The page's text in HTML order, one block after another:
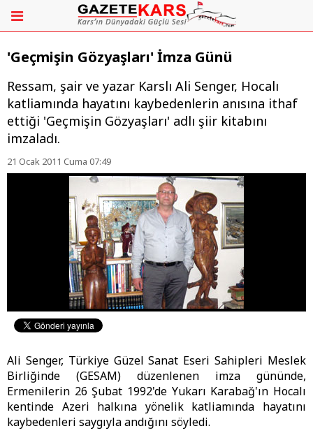
'Geçmişin Gözyaşları' İmza Günü
Ressam, şair ve yazar Karslı Ali Senger, Hocalı
katliamında hayatını kaybedenlerin anısına ithaf
ettiği 'Geçmişin Gözyaşları' adlı şiir kitabını
imzaladı.
21 Ocak 2011 Cuma 07:49
Ali Senger, Türkiye Güzel Sanat Eseri Sahipleri Meslek
Birliğinde (GESAM) düzenlenen imza gününde,
Ermenilerin 26 Şubat 1992'de Yukarı Karabağ'ın Hocalı
kentinde Azeri halkına yönelik katliamında hayatını
kaybedenleri saygıyla andığını söyledi.